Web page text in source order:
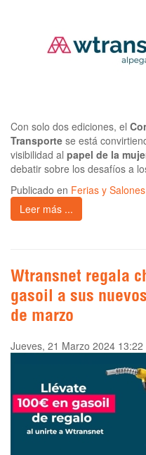
Con solo dos ediciones, el
Transporte se está
visibilidad al papel de la
debatir sobre los desafíos a
Publicado en Ferias y Salones
Leer más ...
Wtransnet regala
gasoil a sus
de marzo
Jueves, 21 Marzo 2024 13:22